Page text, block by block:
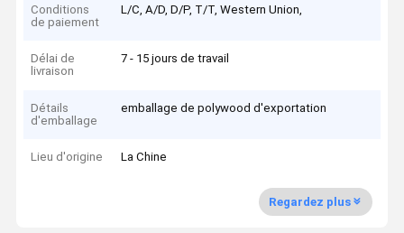
Conditions
de paiement
L/C, A/D, D/P, T/T, Western Union,
Délai de
livraison
7 - 15 jours de travail
Détails
d'emballage
emballage de polywood d'exportation
Lieu d'origine La Chine
Regardez plus